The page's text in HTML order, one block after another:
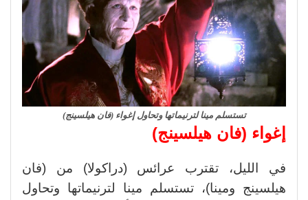
تستسلم مينا لترنيماتها وتحاول إغواء (فان هيلسينج)
إغواء (فان هيلسينج)
في الليل، تقترب عرائس (دراكولا) من (فان
هيلسينج ومينا)، تستسلم مينا لترنيماتها وتحاول